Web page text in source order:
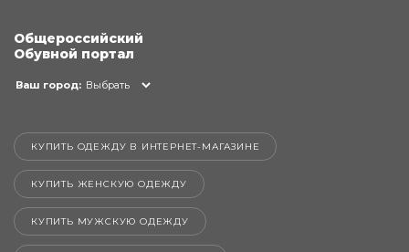
Общероссийский
Обувной портал
Ваш город: Выбрать
КУПИТЬ ОДЕЖДУ В ИНТЕРНЕТ-МАГАЗИНЕ
КУПИТЬ ЖЕНСКУЮ ОДЕЖДУ
КУПИТЬ МУЖСКУЮ ОДЕЖДУ